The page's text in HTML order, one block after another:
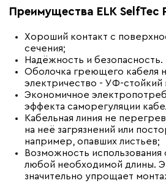
Преимущества ELK SelfTec
Хороший контакт с
сечения;
Надёжность и безопасность.
Оболочка греющего кабеля
электричество - УФ-стойкий
Экономичное
эффекта саморегуляции
Кабельная линия не
на неё загрязнений или
например, опавших листьев;
Возможность использования
любой необходимой длины.
значительно упрощает